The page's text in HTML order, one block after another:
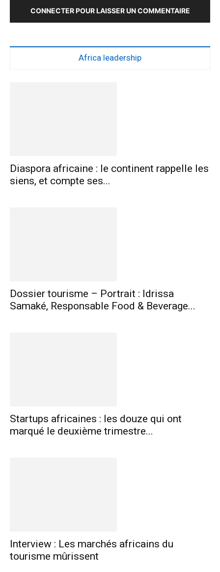
CONNECTER POUR LAISSER UN COMMENTAIRE
Africa leadership
Diaspora africaine : le continent rappelle les
siens, et compte ses...
Dossier tourisme – Portrait : Idrissa
Samaké, Responsable Food & Beverage...
Startups africaines : les douze qui ont
marqué le deuxième trimestre...
Interview : Les marchés africains du
tourisme mûrissent